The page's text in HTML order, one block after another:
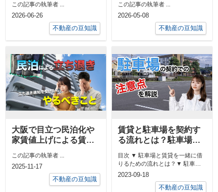
など徹底解説
この記事の執筆者 ...
2026-06-26
不動産の豆知識
この記事の執筆者 ...
2026-05-08
不動産の豆知識
大阪で目立つ民泊化や
家賃値上げによる賃貸
の立ち退きについて
この記事の執筆者 ...
2025-11-17
不動産の豆知識
賃貸と駐車場を契約す
る流れとは？駐車場の
種類とは？駐車場の契
約での注意点など解説
目次 ▼ 駐車場と賃貸を一緒に借
りるための流れとは？▼ 駐車場
の種類とそれぞれの特徴は？▼
2023-09-18
不動産の豆知識